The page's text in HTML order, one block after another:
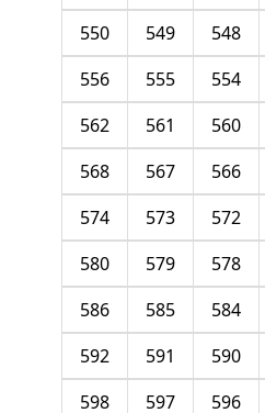
548
549
550
554
555
556
560
561
562
566
567
568
572
573
574
578
579
580
584
585
586
590
591
592
596
597
598